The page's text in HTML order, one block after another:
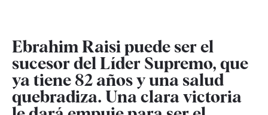
Ebrahim Raisi puede ser el
sucesor del Líder Supremo, que
ya tiene 82 años y una salud
quebradiza. Una clara victoria